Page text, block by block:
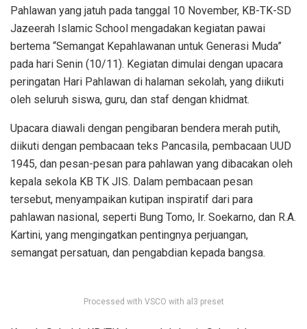
Pahlawan yang jatuh pada tanggal 10 November, KB-TK-SD
Jazeerah Islamic School mengadakan kegiatan pawai
bertema “Semangat Kepahlawanan untuk Generasi Muda”
pada hari Senin (10/11). Kegiatan dimulai dengan upacara
peringatan Hari Pahlawan di halaman sekolah, yang diikuti
oleh seluruh siswa, guru, dan staf dengan khidmat.
Upacara diawali dengan pengibaran bendera merah putih,
diikuti dengan pembacaan teks Pancasila, pembacaan UUD
1945, dan pesan-pesan para pahlawan yang dibacakan oleh
kepala sekola KB TK JIS. Dalam pembacaan pesan
tersebut, menyampaikan kutipan inspiratif dari para
pahlawan nasional, seperti Bung Tomo, Ir. Soekarno, dan R.A.
Kartini, yang mengingatkan pentingnya perjuangan,
semangat persatuan, dan pengabdian kepada bangsa.
Processed with VSCO with al3 preset